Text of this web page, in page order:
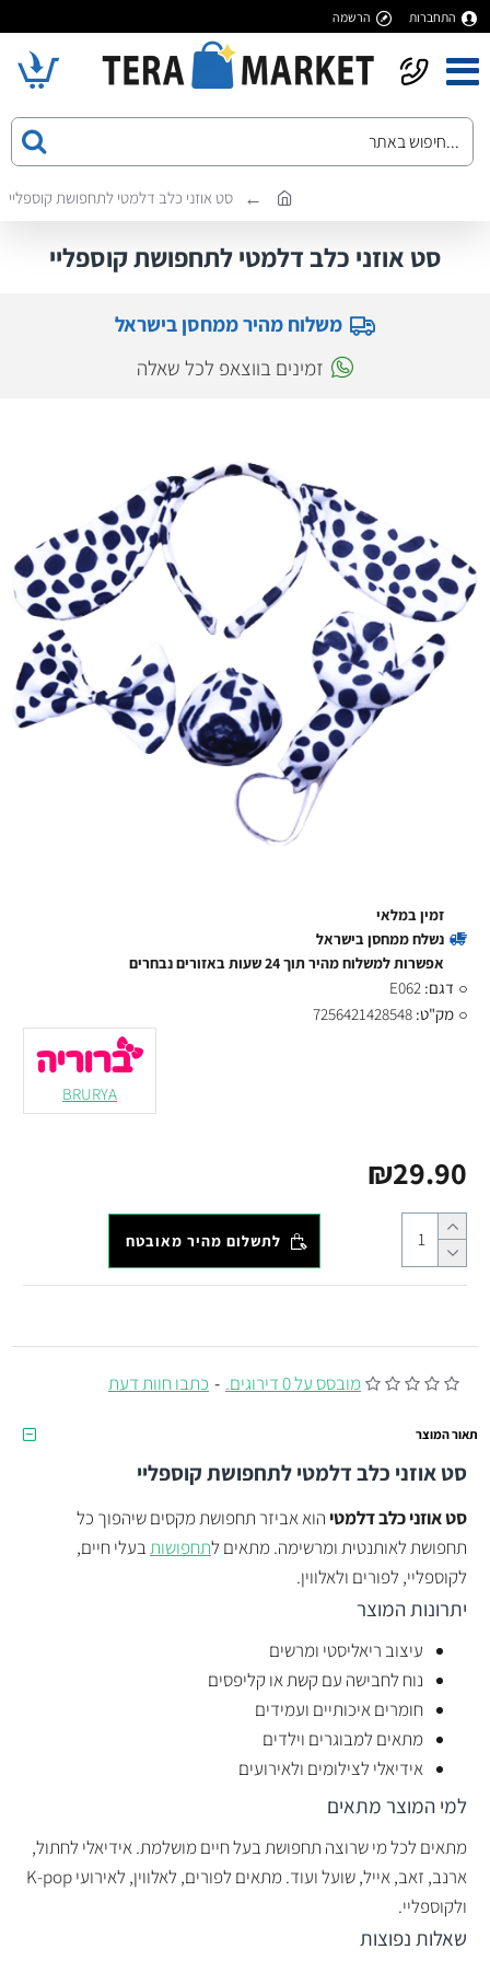
התחברות הרשמה
סט אוזני כלב דלמטי לתחפושת קוספליי
סט אוזני כלב דלמטי לתחפושת קוספליי
משלוח מהיר ממחסן בישראל
זמינים בווצאפ לכל שאלה
מובסס על 0 דירוגים. - כתבו חוות דעת
₪29.90
זמין במלאי
נשלח ממחסן בישראל
אפשרות למשלוח מהיר תוך 24 שעות באזורים נבחרים
דגם: E062
מק"ט: 7256421428548
BRURYA
לתשלום מהיר מאובטח
תאור המוצר
סט אוזני כלב דלמטילתחפושת קוספליי
סט אוזני כלב דלמטי הוא אביזר תחפושת מקסים שיהפוך כל
תחפושת לאותנטית ומרשימה. מתאים לתחפושותבעלי חיים,
לקוספליי, לפורים ולאלווין.
יתרונות המוצר
עיצוב ריאליסטי ומרשים
נוח לחבישה עם קשת או קליפסים
חומרים איכותיים ועמידים
מתאים למבוגרים וילדים
אידיאלי לצילומים ולאירועים
למי המוצר מתאים
מתאים לכל מי שרוצה תחפושת בעל חיים מושלמת. אידיאלי לחתול,
ארנב, זאב, אייל, שועל ועוד. מתאים לפורים, לאלווין, לאירועי K-pop
ולקוספליי.
שאלות נפוצות